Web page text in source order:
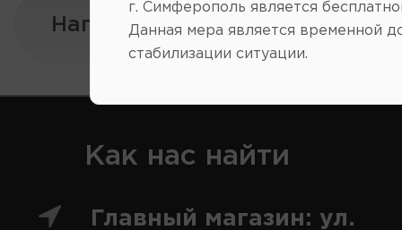
Напишите нам:
Как нас найти
Главный магазин: ул.
г. Симферополь является
Данная мера является временной
стабилизации ситуации.